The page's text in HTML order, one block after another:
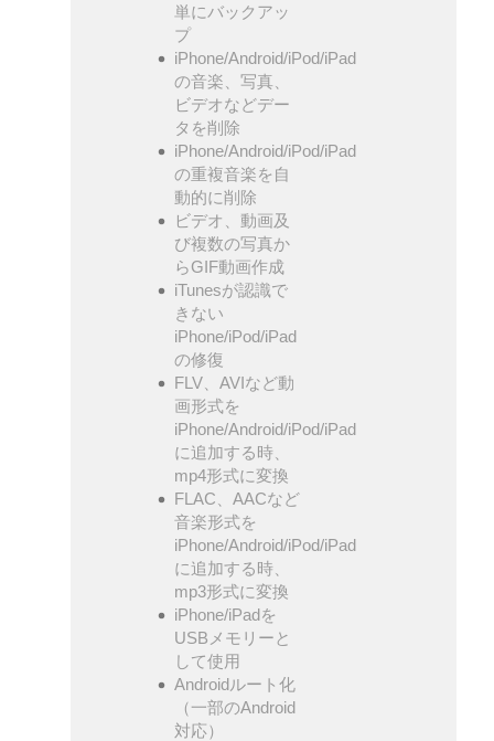
単にバックアッ
プ
iPhone/Android/iPod/iPad
の音楽、写真、
ビデオなどデー
タを削除
iPhone/Android/iPod/iPad
の重複音楽を自
動的に削除
ビデオ、動画及
び複数の写真か
らGIF動画作成
iTunesが認識で
きない
iPhone/iPod/iPad
の修復
FLV、AVIなど動
画形式を
iPhone/Android/iPod/iPad
に追加する時、
mp4形式に変換
FLAC、AACなど
音楽形式を
iPhone/Android/iPod/iPad
に追加する時、
mp3形式に変換
iPhone/iPadを
USBメモリーと
して使用
Androidルート化
（一部のAndroid
対応）